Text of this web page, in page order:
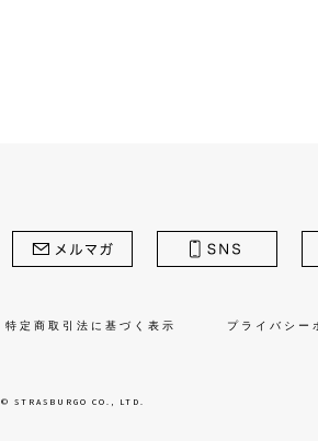
特定商取引法に基づく表示 プライバシー
© STRASBURGO CO., LTD.